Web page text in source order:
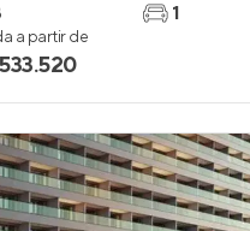
1
a partir de